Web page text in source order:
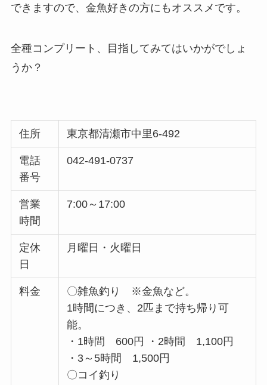
できますので、金魚好きの方にもオススメです。
全種コンプリート、目指してみてはいかがでしょ
うか？
住所 東京都清瀬市中里6-492
電話
番号
042-491-0737
営業
時間
7:00～17:00
定休
日
月曜日・火曜日
料金
〇雑魚釣り ※金魚など。
1時間につき、2匹まで持ち帰り可
能。
・1時間 600円 ・2時間 1,100円
・3～5時間 1,500円
〇コイ釣り